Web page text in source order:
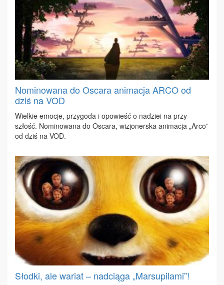
Nominowana do Oscara animacja ARCO od
dziś na VOD
Wiel­kie emo­cje, przy­go­da i opo­wieść o na­dziei na przy­
szłość. No­mi­no­wa­na do Osca­ra, wi­zjo­ner­ska ani­ma­cja „Ar­co”
od dziś na VOD.
Słodki, ale wariat – nadciąga „Marsupilami”!